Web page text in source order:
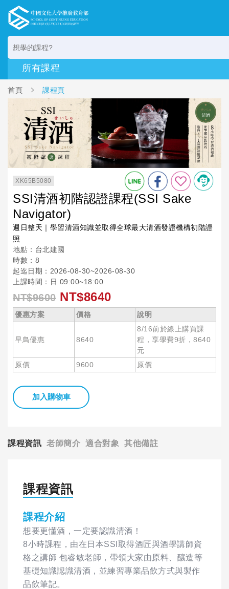
首頁 課程頁
XK65B5080
SSI清酒初階認證課程(SSI Sake
Navigator)
週日整天｜學習清酒知識並取得全球最大清酒發證機構初階證
照
地點：台北建國
時數：8
起迄日期：2026-08-30~2026-08-30
上課時間：日 09:00~18:00
NT$9600 NT$8640
優惠方案 價格 說明
早鳥優惠 8640
8/16前於線上購買課
程，享學費9折，8640
元
原價
9600 原價
加入購物車
課程資訊 老師簡介 適合對象 其他備註
課程資訊
課程介紹
想要更懂酒，一定要認識清酒！
8小時課程，由在日本SSI取得酒匠與酒學講師資
格之講師 包睿敏老師，帶領大家由原料、釀造等
基礎知識認識清酒，並練習專業品飲方式與製作
品飲筆記。